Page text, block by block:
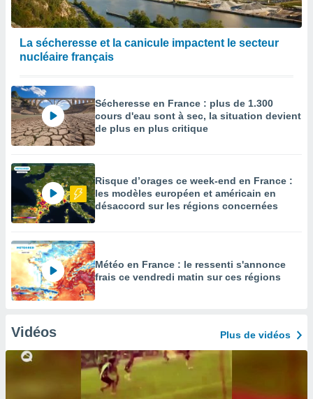
La sécheresse et la canicule impactent le secteur
nucléaire français
Sécheresse en France : plus de 1.300
cours d'eau sont à sec, la situation devient
de plus en plus critique
Risque d’orages ce week-end en France :
les modèles européen et américain en
désaccord sur les régions concernées
Météo en France : le ressenti s'annonce
frais ce vendredi matin sur ces régions
Vidéos Plus de vidéos